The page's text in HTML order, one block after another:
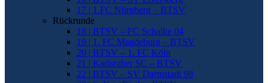
17 | 1.FC Nürnberg – BTSV
Rückrunde
18 | BTSV – FC Schalke 04
19 | 1. FC Magdeburg – BTSV
20 | BTSV – 1. FC Köln
21 | Karlsruher SC – BTSV
22 | BTSV – SV Darmstadt 98